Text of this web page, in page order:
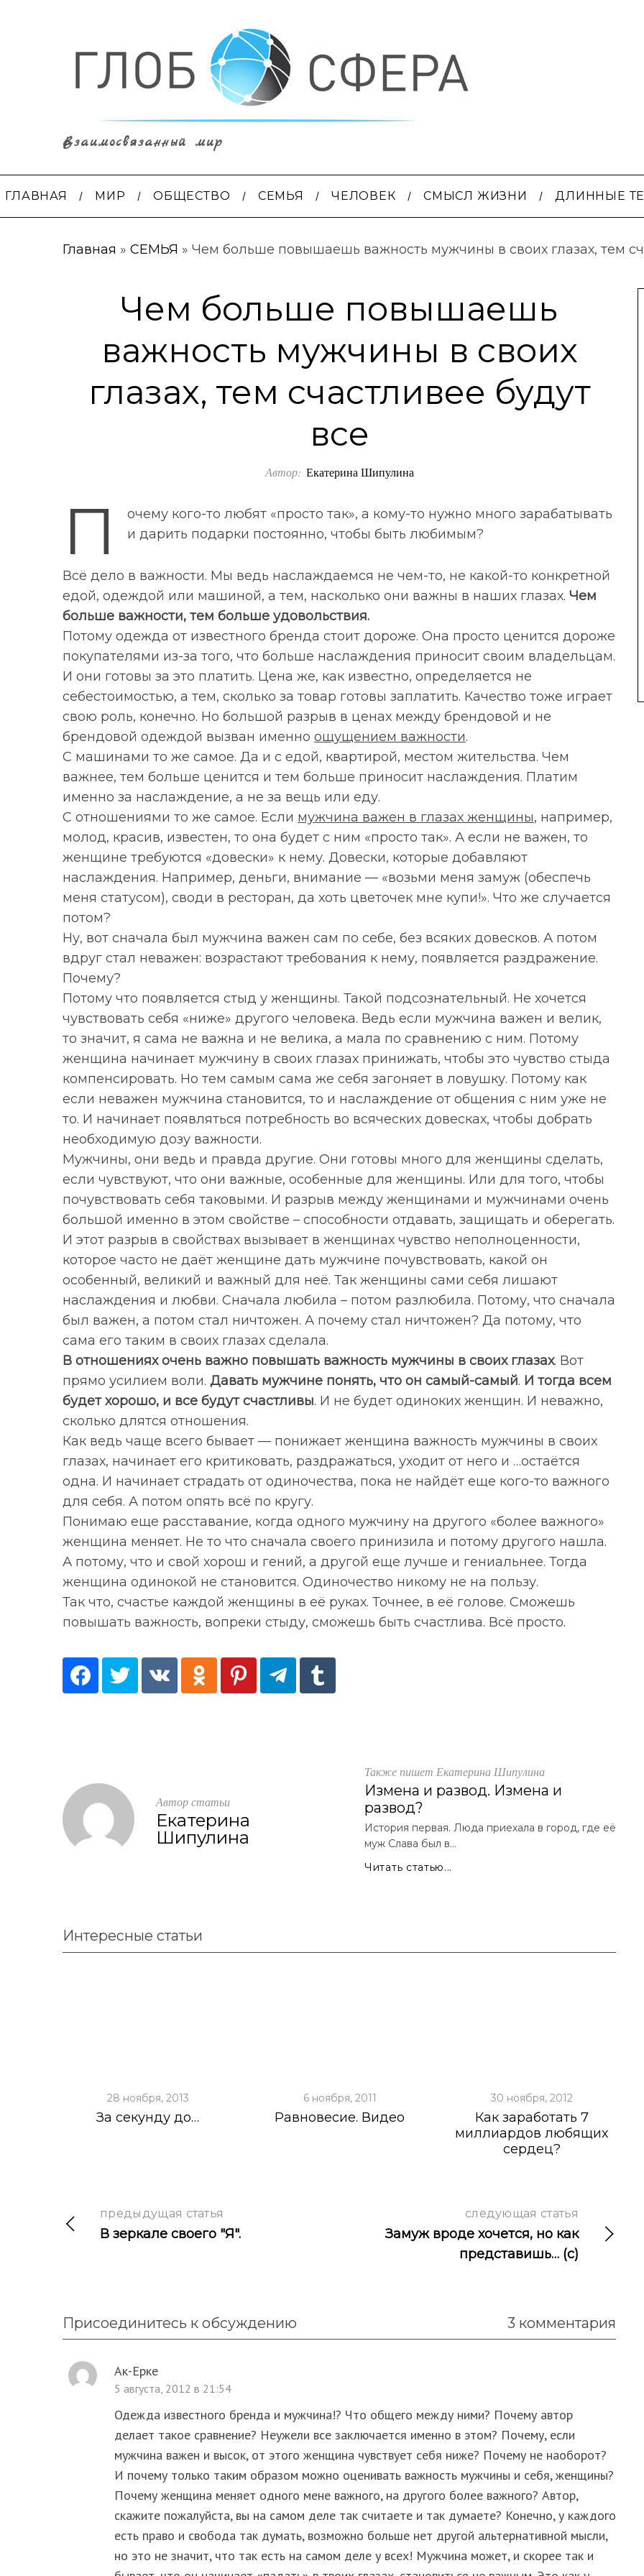
Взаимосвязанный мир
ГЛАВНАЯ МИР ОБЩЕСТВО СЕМЬЯ ЧЕЛОВЕК СМЫСЛ ЖИЗНИ ДЛИННЫЕ
Главная » СЕМЬЯ » Чем больше повышаешь важность мужчины в своих глазах, тем
Чем больше повышаешь
важность мужчины в своих
глазах, тем счастливее будут
все
Автор: Екатерина Шипулина
П
очему кого-то любят «просто так», а кому-то нужно много зарабатывать
и дарить подарки постоянно, чтобы быть любимым?
Всё дело в важности. Мы ведь наслаждаемся не чем-то, не какой-то конкретной
едой, одеждой или машиной, а тем, насколько они важны в наших глазах. Чем
больше важности, тем больше удовольствия.
Потому одежда от известного бренда стоит дороже. Она просто ценится дороже
покупателями из-за того, что больше наслаждения приносит своим владельцам.
И они готовы за это платить. Цена же, как известно, определяется не
себестоимостью, а тем, сколько за товар готовы заплатить. Качество тоже играет
свою роль, конечно. Но большой разрыв в ценах между брендовой и не
брендовой одеждой вызван именно ощущением важности.
С машинами то же самое. Да и с едой, квартирой, местом жительства. Чем
важнее, тем больше ценится и тем больше приносит наслаждения. Платим
именно за наслаждение, а не за вещь или еду.
С отношениями то же самое. Если мужчина важен в глазах женщины, например,
молод, красив, известен, то она будет с ним «просто так». А если не важен, то
женщине требуются «довески» к нему. Довески, которые добавляют
наслаждения. Например, деньги, внимание — «возьми меня замуж (обеспечь
меня статусом), своди в ресторан, да хоть цветочек мне купи!». Что же случается
потом?
Ну, вот сначала был мужчина важен сам по себе, без всяких довесков. А потом
вдруг стал неважен: возрастают требования к нему, появляется раздражение.
Почему?
Потому что появляется стыд у женщины. Такой подсознательный. Не хочется
чувствовать себя «ниже» другого человека. Ведь если мужчина важен и велик,
то значит, я сама не важна и не велика, а мала по сравнению с ним. Потому
женщина начинает мужчину в своих глазах принижать, чтобы это чувство стыда
компенсировать. Но тем самым сама же себя загоняет в ловушку. Потому как
если неважен мужчина становится, то и наслаждение от общения с ним уже не
то. И начинает появляться потребность во всяческих довесках, чтобы добрать
необходимую дозу важности.
Мужчины, они ведь и правда другие. Они готовы много для женщины сделать,
если чувствуют, что они важные, особенные для женщины. Или для того, чтобы
почувствовать себя таковыми. И разрыв между женщинами и мужчинами очень
большой именно в этом свойстве – способности отдавать, защищать и оберегать.
И этот разрыв в свойствах вызывает в женщинах чувство неполноценности,
которое часто не даёт женщине дать мужчине почувствовать, какой он
особенный, великий и важный для неё. Так женщины сами себя лишают
наслаждения и любви. Сначала любила – потом разлюбила. Потому, что сначала
был важен, а потом стал ничтожен. А почему стал ничтожен? Да потому, что
сама его таким в своих глазах сделала.
В отношениях очень важно повышать важность мужчины в своих глазах. Вот
прямо усилием воли. Давать мужчине понять, что он самый-самый. И тогда всем
будет хорошо, и все будут счастливы. И не будет одиноких женщин. И неважно,
сколько длятся отношения.
Как ведь чаще всего бывает — понижает женщина важность мужчины в своих
глазах, начинает его критиковать, раздражаться, уходит от него и …остаётся
одна. И начинает страдать от одиночества, пока не найдёт еще кого-то важного
для себя. А потом опять всё по кругу.
Понимаю еще расставание, когда одного мужчину на другого «более важного»
женщина меняет. Не то что сначала своего принизила и потому другого нашла.
А потому, что и свой хорош и гений, а другой еще лучше и гениальнее. Тогда
женщина одинокой не становится. Одиночество никому не на пользу.
Так что, счастье каждой женщины в её руках. Точнее, в её голове. Сможешь
повышать важность, вопреки стыду, сможешь быть счастлива. Всё просто.
Автор статьи
Екатерина
Шипулина
Также пишет Екатерина Шипулина
Измена и развод. Измена и
развод?
История первая. Люда приехала в город, где её
муж Слава был в...
Читать статью...
Интересные статьи
28 ноября, 2013
За секунду до…
6 ноября, 2011
Равновесие. Видео
30 ноября, 2012
Как заработать 7
миллиардов любящих
сердец?
предыдущая статья
В зеркале своего "Я".
следующая статья
Замуж вроде хочется, но как
представишь… (с)
Присоединитесь к обсуждению 3 комментария
Ак-Ерке
5 августа, 2012 в 21:54
Одежда известного бренда и мужчина!? Что общего между ними? Почему автор
делает такое сравнение? Неужели все заключается именно в этом? Почему, если
мужчина важен и высок, от этого женщина чувствует себя ниже? Почему не наоборот?
И почему только таким образом можно оценивать важность мужчины и себя, женщины?
Почему женщина меняет одного мене важного, на другого более важного? Автор,
скажите пожалуйста, вы на самом деле так считаете и так думаете? Конечно, у каждого
есть право и свобода так думать, возможно больше нет другой альтернативной мысли,
но это не значит, что так есть на самом деле у всех! Мужчина может, и скорее так и
S
e
r
c
h
f
r
:
По авторам